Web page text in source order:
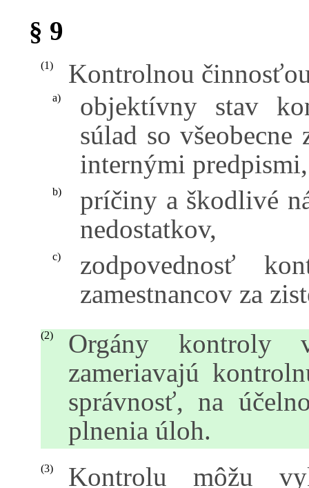
§ 9
(1) Kontrolnou
a)
objektívny stav
súlad so
internými predpismi,
b)
príčiny a škodlivé
nedostatkov,
c)
zodpovednosť
zamestnancov za
(2)
Orgány kontroly
zameriavajú
správnosť, na
plnenia úloh.
(3)
Kontrolu môžu